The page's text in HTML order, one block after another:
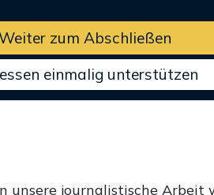
zum Abschließen
einmalig unterstützen
unsere journalistische